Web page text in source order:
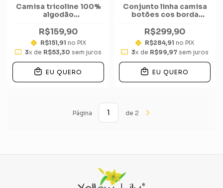
Camisa tricoline 100%
algodão
R$159,90
R$151,91 no PIX
3x de R$53,30 sem juros
EU QUERO
Conjunto linha camisa
botões cos borda
R$299,90
R$284,91 no PIX
3x de R$99,97sem juros
EU QUERO
Página de 2